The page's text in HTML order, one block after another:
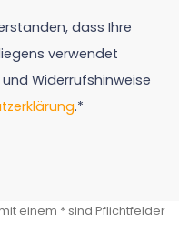
dass Ihre
verwendet
Widerrufshinweise
.*